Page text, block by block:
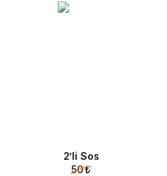
2’li Sos
50 ₺